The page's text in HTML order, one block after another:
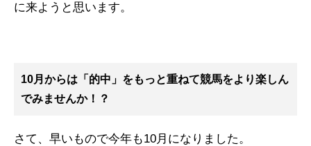
に来ようと思います。
10月からは「的中」をもっと重ねて競馬をより楽しん
でみませんか！？
さて、早いもので今年も10月になりました。